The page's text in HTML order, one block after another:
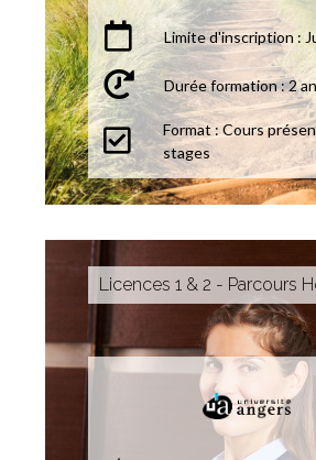
Limite d'inscription :
Durée formation : 2
Format : Cours
stages
Licences 1 & 2 - Parcours